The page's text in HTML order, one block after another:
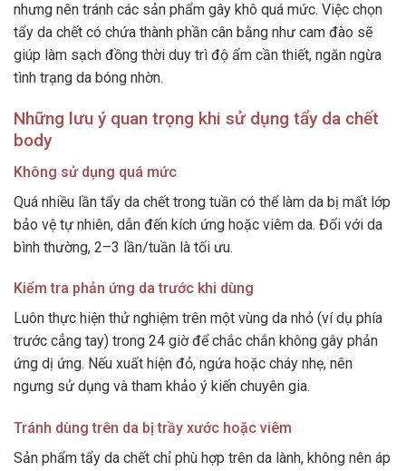
nhưng nên tránh các sản phẩm gây khô quá mức. Việc chọn
tẩy da chết có chứa thành phần cân bằng như cam đào sẽ
giúp làm sạch đồng thời duy trì độ ẩm cần thiết, ngăn ngừa
tình trạng da bóng nhờn.
Những lưu ý quan trọng khi sử dụng tẩy da chết
body
Không sử dụng quá mức
Quá nhiều lần tẩy da chết trong tuần có thể làm da bị mất lớp
bảo vệ tự nhiên, dẫn đến kích ứng hoặc viêm da. Đối với da
bình thường, 2–3 lần/tuần là tối ưu.
Kiểm tra phản ứng da trước khi dùng
Luôn thực hiện thử nghiệm trên một vùng da nhỏ (ví dụ phía
trước cẳng tay) trong 24 giờ để chắc chắn không gây phản
ứng dị ứng. Nếu xuất hiện đỏ, ngứa hoặc cháy nhẹ, nên
ngưng sử dụng và tham khảo ý kiến chuyên gia.
Tránh dùng trên da bị trầy xước hoặc viêm
Sản phẩm tẩy da chết chỉ phù hợp trên da lành, không nên áp